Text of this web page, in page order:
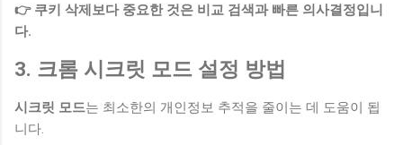
👉 쿠키 삭제보다 중요한 것은 비교 검색과 빠른 의사결정입니
다.
3. 크롬 시크릿 모드 설정 방법
시크릿 모드는 최소한의 개인정보 추적을 줄이는 데 도움이 됩
니다.